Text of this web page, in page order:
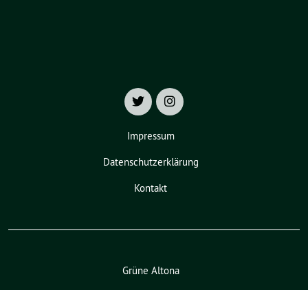
Impressum
Datenschutzerklärung
Kontakt
Grüne Altona